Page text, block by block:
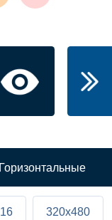
Горизонтальные
320x480